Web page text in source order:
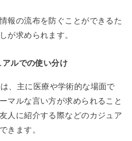
報の流布を防ぐことができるた
が求められます。
ルでの使い分け
、主に医療や学術的な場面で
マルな言い方が求められること
人に紹介する際などのカジュア
きます。